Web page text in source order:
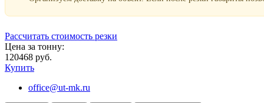
Рассчитать стоимость резки
Цена за тонну:
120468 руб.
Купить
office@ut-mk.ru